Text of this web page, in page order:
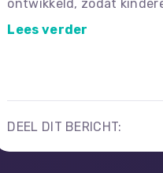
ontwikkeld, zodat
een leuke en leerzame
Lees verder
DEEL DIT BERICHT: